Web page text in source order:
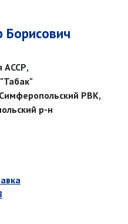
Борисович
АССР,
Симферопольский РВК,
р-н